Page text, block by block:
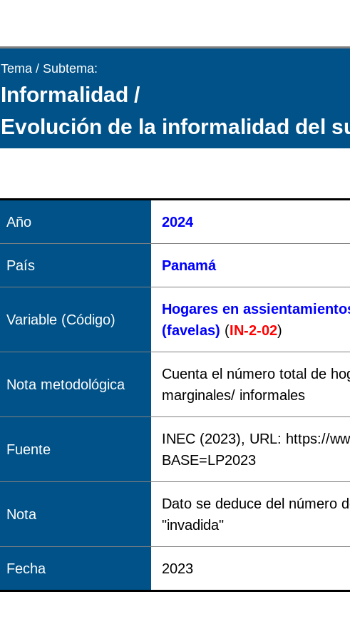
Tema / Subtema:
Informalidad /
Evolución de la informalidad del
Año 2024
País Panamá
Variable (Código)
Hogares en
(favelas) (IN-2-02)
Nota metodológica
Cuenta el número total de
marginales/ informales
Fuente
INEC (2023), URL: https://
BASE=LP2023
Nota
Dato se deduce del número
"invadida"
Fecha 2023